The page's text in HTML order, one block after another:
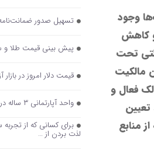
وجود
و کاهش
تحت
مالکیت
فعال و
منابع
تسهیل صدور
پیش بینی قیمت طلا و سکه ۸ آبان ۱۴۰۲ / بازار طلا دست‌
قیمت دلار امروز در بازار
واحد آپارتمانی ۳ ساله در اتابک با متراژ ۶۵ متر و یک اتاق خواب در روز های گذشته معادل…
لذت بردن از …